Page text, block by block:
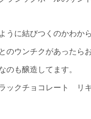
うに結びつくのかわか
のウンチクがあったら
のも醸造してます。
ックチョコレート